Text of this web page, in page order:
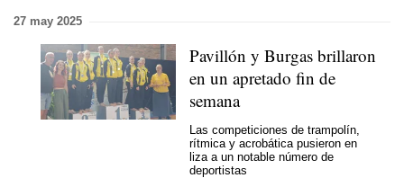
27 may 2025
Pavillón y Burgas brillaron
en un apretado fin de
semana
Las competiciones de trampolín,
rítmica y acrobática pusieron en
liza a un notable número de
deportistas